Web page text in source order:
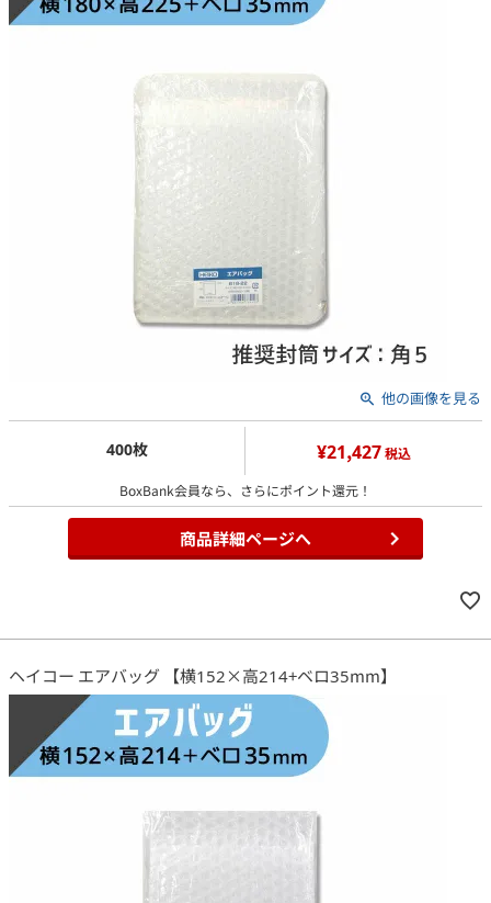
他の画像を見る
400枚 ¥21,427税込
BoxBank会員なら、さらにポイント還元！
商品詳細ページへ
ヘイコー エアバッグ 【横152×高214+ベロ35mm】